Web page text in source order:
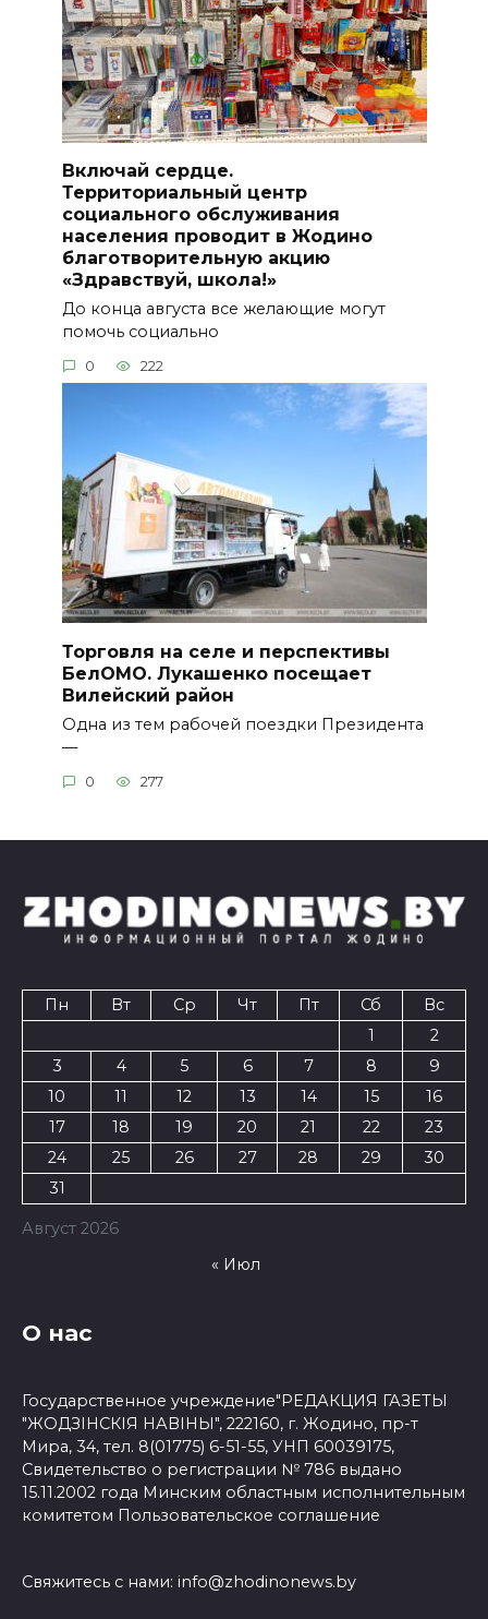
Включай сердце.
Территориальный центр
социального обслуживания
населения проводит в Жодино
благотворительную акцию
«Здравствуй, школа!»
До конца августа все желающие могут
помочь социально
0 222
Торговля на селе и перспективы
БелОМО. Лукашенко посещает
Вилейский район
Одна из тем рабочей поездки Президента
—
0 277
Август 2026
Пн Вт Ср Чт Пт Сб
Вс
1
2
3
4 5 6 7 8
9
10
11 12 13 14 15
16
17
18 19 20 21 22
23
24
25 26 27 28 29
30
31
« Июл
О нас
Государственное учреждение"РЕДАКЦИЯ ГАЗЕТЫ
"ЖОДЗІНСКІЯ НАВІНЫ", 222160, г. Жодино, пр-т
Мира, 34, тел. 8(01775) 6-51-55, УНП 60039175,
Свидетельство о регистрации № 786 выдано
15.11.2002 года Минским областным исполнительным
комитетом Пользовательское соглашение
Свяжитесь с нами: info@zhodinonews.by